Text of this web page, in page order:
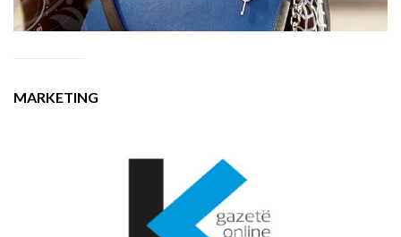
MARKETING